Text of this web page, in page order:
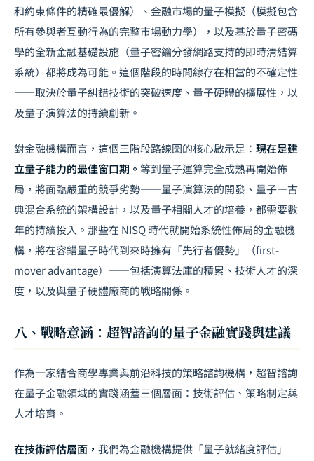
和約束條件的精確最優解）、金融市場的量子模擬（模擬包含
所有參與者互動行為的完整市場動力學），以及基於量子密碼
學的全新金融基礎設施（量子密鑰分發網路支持的即時清結算
系統）都將成為可能。這個階段的時間線存在相當的不確定性
——取決於量子糾錯技術的突破速度、量子硬體的擴展性，以
及量子演算法的持續創新。
對金融機構而言，這個三階段路線圖的核心啟示是： 現在是建
立量子能力的最佳窗口期。 等到量子運算完全成熟再開始佈
局，將面臨嚴重的競爭劣勢——量子演算法的開發、量子—古
典混合系統的架構設計，以及量子相關人才的培養，都需要數
年的持續投入。那些在 NISQ 時代就開始系統性佈局的金融機
構，將在容錯量子時代到來時擁有「先行者優勢」（first-
mover advantage）——包括演算法庫的積累、技術人才的深
度，以及與量子硬體廠商的戰略關係。
八、戰略意涵：超智諮詢的量子金融實踐與建議
作為一家結合商學專業與前沿科技的策略諮詢機構，超智諮詢
在量子金融領域的實踐涵蓋三個層面：技術評估、策略制定與
人才培育。
在技術評估層面， 我們為金融機構提供「量子就緒度評估」